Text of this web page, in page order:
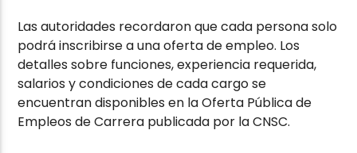
Las autoridades recordaron que cada persona solo
podrá inscribirse a una oferta de empleo. Los
detalles sobre funciones, experiencia requerida,
salarios y condiciones de cada cargo se
encuentran disponibles en la Oferta Pública de
Empleos de Carrera publicada por la CNSC.